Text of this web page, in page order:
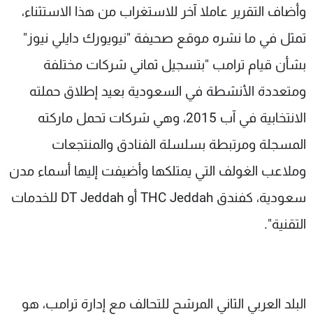
وأضاف التقرير عاملا آخر للاستغراب من هذا الاستثناء،
تمثل في ما نشره موقع صحيفة "نيويورك دايلي نيوز"
بشأن قيام ترامب "بتسجيل ثماني شركات مختلفة
ومتعددة الأنشطة في السعودية بعيد إطلاق حملته
الانتخابية في آب 2015، وهي شركات تحمل ماركته
المسجلة ومرتبطة بسلسلة الفنادق والمنتجعات
وملاعب الغولف التي يمتلكها وأضيفت إليها أسماء مدن
سعودية، كفندق THC Jeddah أو DT Jeddah للخدمات
التقنية".
البلد العربي الثاني المرشح للتحالف مع إدارة ترامب، هو